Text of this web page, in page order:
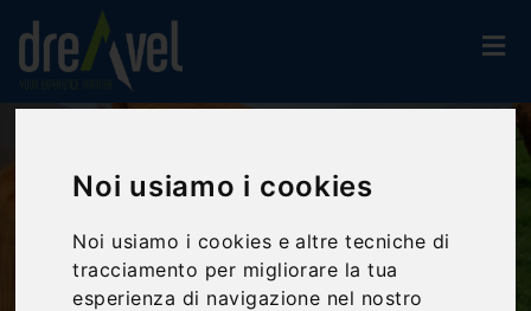
Noi usiamo i cookies
Noi usiamo i cookies e altre tecniche di
tracciamento per migliorare la tua
esperienza di navigazione nel nostro